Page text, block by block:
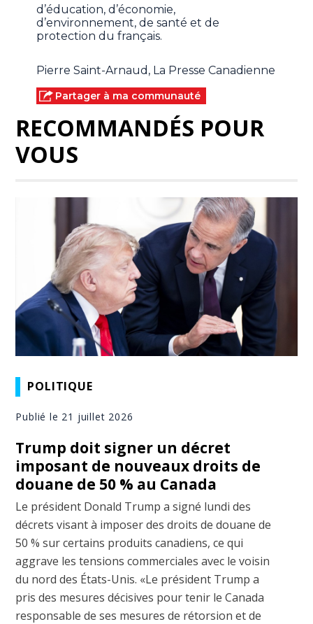
d’éducation, d’économie,
d’environnement, de santé et de
protection du français.
Pierre Saint-Arnaud, La Presse Canadienne
Partager à ma communauté
RECOMMANDÉS POUR
VOUS
POLITIQUE
Publié le 21 juillet 2026
Trump doit signer un décret
imposant de nouveaux droits de
douane de 50 % au Canada
Le président Donald Trump a signé lundi des
décrets visant à imposer des droits de douane de
50 % sur certains produits canadiens, ce qui
aggrave les tensions commerciales avec le voisin
du nord des États-Unis. «Le président Trump a
pris des mesures décisives pour tenir le Canada
responsable de ses mesures de rétorsion et de